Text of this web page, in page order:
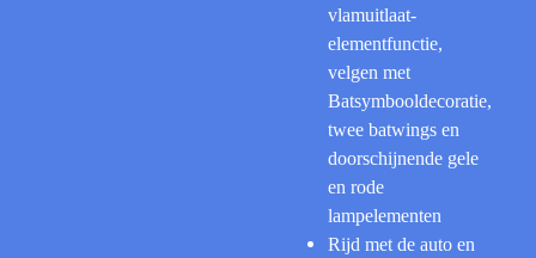
vlamuitlaat-
elementfunctie,
velgen met
Batsymbooldecoratie,
twee batwings en
doorschijnende gele
en rode
lampelementen
Rijd met de auto en